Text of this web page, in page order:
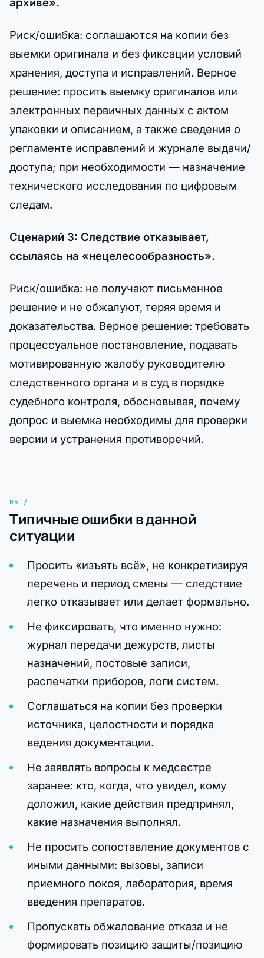
Риск/ошибка: соглашаются на копии без
выемки оригинала и без фиксации условий
хранения, доступа и исправлений. Верное
решение: просить выемку оригиналов или
электронных первичных данных с актом
упаковки и описанием, а также сведения о
регламенте исправлений и журнале выдачи/
доступа; при необходимости — назначение
технического исследования по цифровым
следам.
Сценарий 3: Следствие отказывает,
ссылаясь на «нецелесообразность».
Риск/ошибка: не получают письменное
решение и не обжалуют, теряя время и
доказательства. Верное решение: требовать
процессуальное постановление, подавать
мотивированную жалобу руководителю
следственного органа и в суд в порядке
судебного контроля, обосновывая, почему
допрос и выемка необходимы для проверки
версии и устранения противоречий.
Типичные ошибки в данной
ситуации
Просить «изъять всё», не конкретизируя
перечень и период смены — следствие
легко отказывает или делает формально.
Не фиксировать, что именно нужно:
журнал передачи дежурств, листы
назначений, постовые записи,
распечатки приборов, логи систем.
Соглашаться на копии без проверки
источника, целостности и порядка
ведения документации.
Не заявлять вопросы к медсестре
заранее: кто, когда, что увидел, кому
доложил, какие действия предпринял,
какие назначения выполнял.
Не просить сопоставление документов с
иными данными: вызовы, записи
приемного покоя, лаборатория, время
введения препаратов.
Пропускать обжалование отказа и не
формировать позицию защиты/позицию